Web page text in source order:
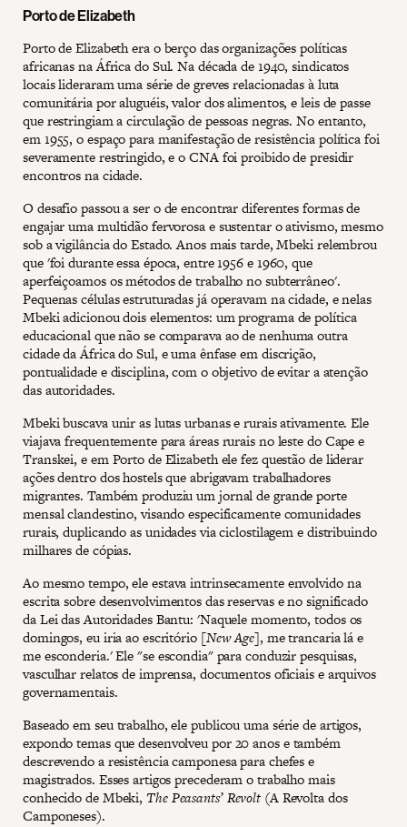
Porto de Elizabeth
Porto de Elizabeth era o berço das organizações políticas
africanas na África do Sul. Na década de 1940, sindicatos
locais lideraram uma série de greves relacionadas à luta
comunitária por aluguéis, valor dos alimentos, e leis de passe
que restringiam a circulação de pessoas negras. No entanto,
em 1955, o espaço para manifestação de resistência política foi
severamente restringido, e o CNA foi proibido de presidir
encontros na cidade.
O desafio passou a ser o de encontrar diferentes formas de
engajar uma multidão fervorosa e sustentar o ativismo, mesmo
sob a vigilância do Estado. Anos mais tarde, Mbeki relembrou
que 'foi durante essa época, entre 1956 e 1960, que
aperfeiçoamos os métodos de trabalho no subterrâneo'.
Pequenas células estruturadas já operavam na cidade, e nelas
Mbeki adicionou dois elementos: um programa de política
educacional que não se comparava ao de nenhuma outra
cidade da África do Sul, e uma ênfase em discrição,
pontualidade e disciplina, com o objetivo de evitar a atenção
das autoridades.
Mbeki buscava unir as lutas urbanas e rurais ativamente. Ele
viajava frequentemente para áreas rurais no leste do Cape e
Transkei, e em Porto de Elizabeth ele fez questão de liderar
ações dentro dos hostels que abrigavam trabalhadores
migrantes. Também produziu um jornal de grande porte
mensal clandestino, visando especificamente comunidades
rurais, duplicando as unidades via ciclostilagem e distribuindo
milhares de cópias.
Ao mesmo tempo, ele estava intrinsecamente envolvido na
escrita sobre desenvolvimentos das reservas e no significado
da Lei das Autoridades Bantu: 'Naquele momento, todos os
domingos, eu iria ao escritório [New Age], me trancaria lá e
me esconderia.' Ele "se escondia" para conduzir pesquisas,
vasculhar relatos de imprensa, documentos oficiais e arquivos
governamentais.
Baseado em seu trabalho, ele publicou uma série de artigos,
expondo temas que desenvolveu por 20 anos e também
descrevendo a resistência camponesa para chefes e
magistrados. Esses artigos precederam o trabalho mais
conhecido de Mbeki, The Peasants’ Revolt (A Revolta dos
Camponeses).